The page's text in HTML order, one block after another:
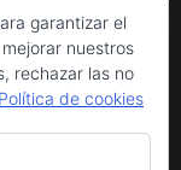
garantizar el
nuestros
rechazar las no
Política de cookies